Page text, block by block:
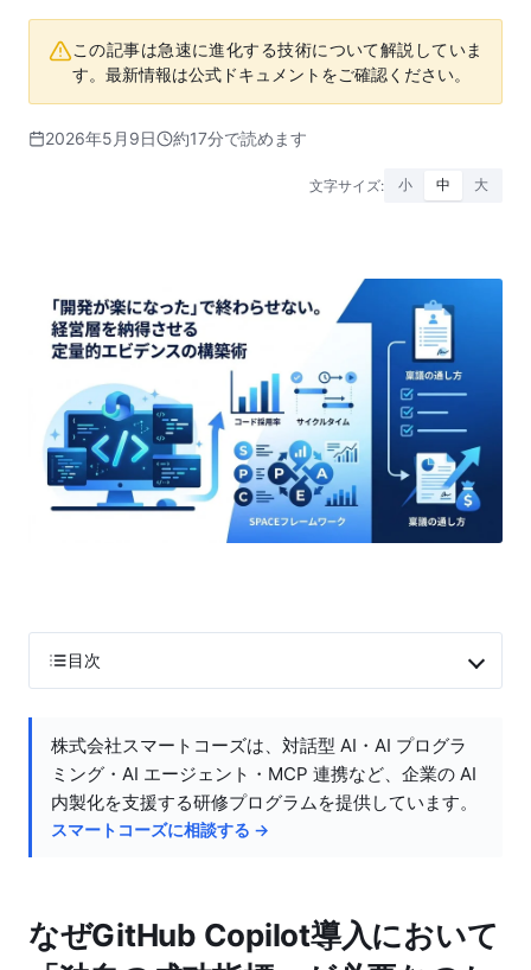
この記事は急速に進化する技術について解説していま
す。最新情報は公式ドキュメントをご確認ください。
2026年5月9日 約17分で読めます
文字サイズ: 小 中 大
目次
株式会社スマートコーズは、対話型 AI・AI プログラ
ミング・AI エージェント・MCP 連携など、企業の AI
内製化を支援する研修プログラムを提供しています。
スマートコーズに相談する →
なぜGitHub Copilot導入において